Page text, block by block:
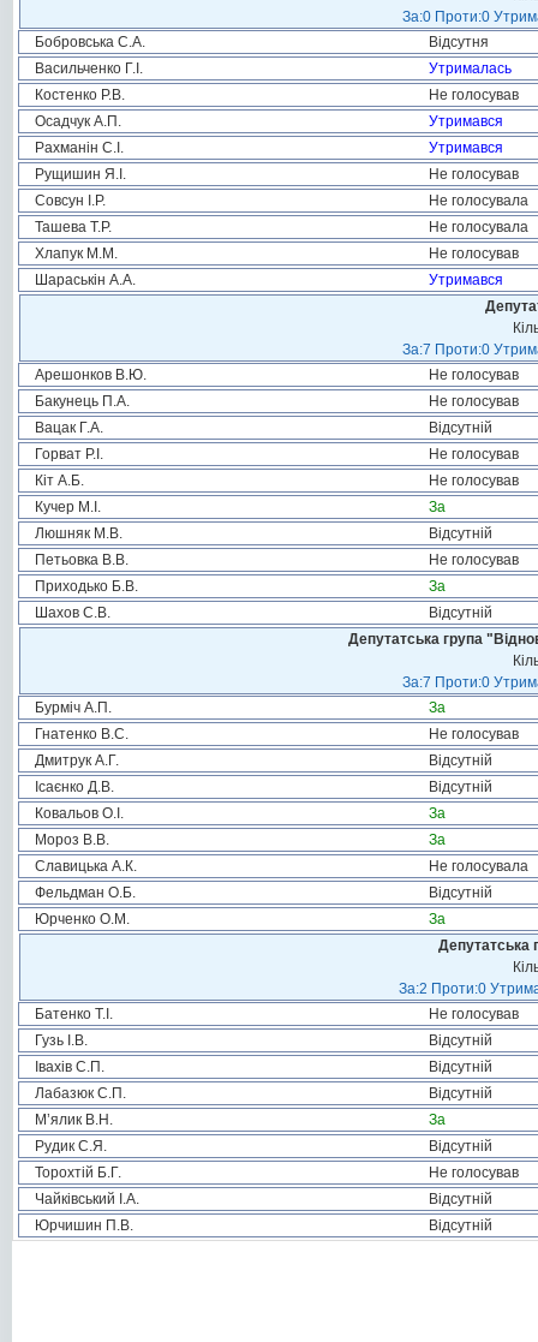
За:0 Проти:0
Бобровська С.А.
Відсутня
Васильченко Г.І.
Утрималась
Костенко Р.В.
Не голосував
Осадчук А.П.
Утримався
Рахманін С.І.
Утримався
Рущишин Я.І.
Не голосував
Совсун І.Р.
Не голосувала
Ташева Т.Р.
Не голосувала
Хлапук М.М.
Не голосував
Шараськін А.А.
Утримався
За:7 Проти:0
Арешонков В.Ю.
Не голосував
Бакунець П.А.
Не голосував
Вацак Г.А.
Відсутній
Горват Р.І.
Не голосував
Кіт А.Б.
Не голосував
Кучер М.І.
За
Люшняк М.В.
Відсутній
Петьовка В.В.
Не голосував
Приходько Б.В.
За
Шахов С.В.
Відсутній
Депутатська група
За:7 Проти:0
Бурміч А.П.
За
Гнатенко В.С.
Не голосував
Дмитрук А.Г.
Відсутній
Ісаєнко Д.В.
Відсутній
Ковальов О.І.
За
Мороз В.В.
За
Славицька А.К.
Не голосувала
Фельдман О.Б.
Відсутній
Юрченко О.М.
За
Депутатська
За:2 Проти:0
Батенко Т.І.
Не голосував
Гузь І.В.
Відсутній
Івахів С.П.
Відсутній
Лабазюк С.П.
Відсутній
М’ялик В.Н.
За
Рудик С.Я.
Відсутній
Торохтій Б.Г.
Не голосував
Чайківський І.А.
Відсутній
Юрчишин П.В.
Відсутній